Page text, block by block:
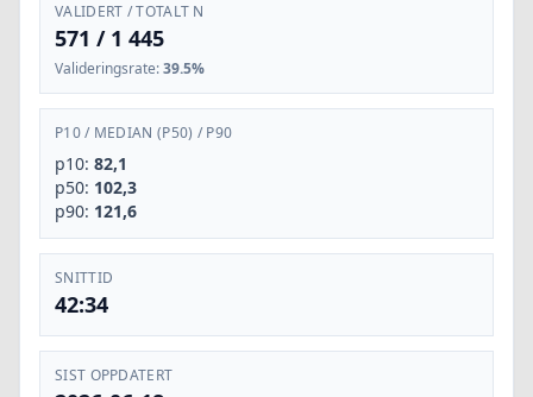
VALIDERT / TOTALT N
571 / 1 445
Valideringsrate:39.5%
P10/ MEDIAN (P50) / P90
p10: 82,1
p50: 102,3
p90: 121,6
SNITTID
42:34
SIST OPPDATERT